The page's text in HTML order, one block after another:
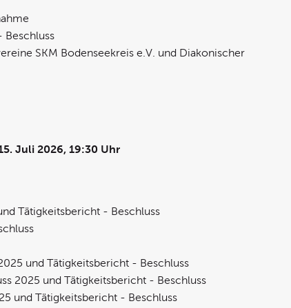
Beschluss
SKM Bodenseekreis e.V. und Diakonischer
Juli 2026, 19:30 Uhr
Tätigkeitsbericht - Beschluss
und Tätigkeitsbericht - Beschluss
2025 und Tätigkeitsbericht - Beschluss
und Tätigkeitsbericht - Beschluss